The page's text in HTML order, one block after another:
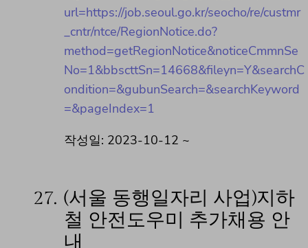
url=https://job.seoul.go.kr/seocho/re/custmr
_cntr/ntce/RegionNotice.do?
method=getRegionNotice&noticeCmmnSe
No=1&bbscttSn=14668&fileyn=Y&searchC
ondition=&gubunSearch=&searchKeyword
=&pageIndex=1
작성일: 2023-10-12 ~
27. (서울 동행일자리 사업)지하
철 안전도우미 추가채용 안
내